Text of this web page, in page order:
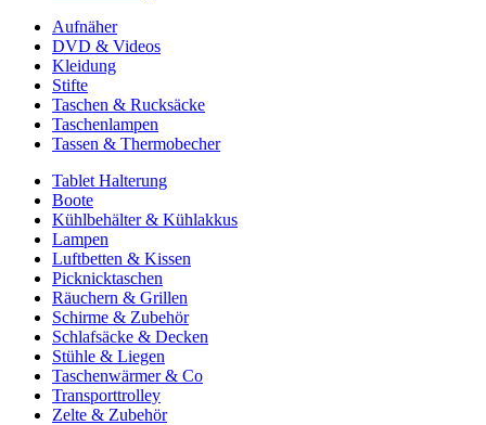
Aufnäher
DVD & Videos
Kleidung
Stifte
Taschen & Rucksäcke
Taschenlampen
Tassen & Thermobecher
Tablet Halterung
Boote
Kühlbehälter & Kühlakkus
Lampen
Luftbetten & Kissen
Picknicktaschen
Räuchern & Grillen
Schirme & Zubehör
Schlafsäcke & Decken
Stühle & Liegen
Taschenwärmer & Co
Transporttrolley
Zelte & Zubehör